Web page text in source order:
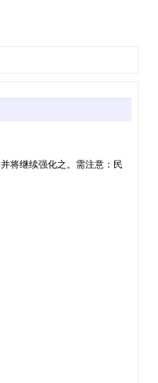
将继续强化之。需注意：民